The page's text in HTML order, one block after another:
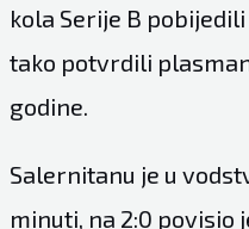
kola Serije B
tako potvrdili
godine.
Salernitanu je u
minuti, na 2:0 povisio